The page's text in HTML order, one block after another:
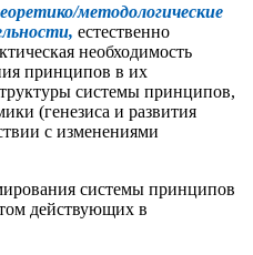
методологические
естественно
необходимость
принципов в их
системы принципов,
(генезиса и развития
с изменениями
системы принципов
действующих в